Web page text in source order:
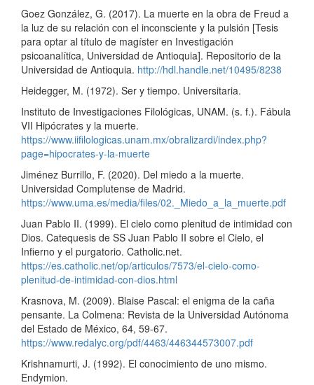
Goez González, G. (2017). La muerte en la obra de Freud a
la luz de su relación con el inconsciente y la pulsión [Tesis
para optar al título de magíster en Investigación
psicoanalítica, Universidad de Antioquia]. Repositorio de la
Universidad de Antioquia. http://hdl.handle.net/10495/8238
Heidegger, M. (1972). Ser y tiempo. Universitaria.
Instituto de Investigaciones Filológicas, UNAM. (s. f.). Fábula
VII Hipócrates y la muerte.
https://www.iifilologicas.unam.mx/obralizardi/index.php?
page=hipocrates-y-la-muerte
Jiménez Burrillo, F. (2020). Del miedo a la muerte.
Universidad Complutense de Madrid.
https://www.uma.es/media/files/02._Miedo_a_la_muerte.pdf
Juan Pablo II. (1999). El cielo como plenitud de intimidad con
Dios. Catequesis de SS Juan Pablo II sobre el Cielo, el
Infierno y el purgatorio. Catholic.net.
https://es.catholic.net/op/articulos/7573/el-cielo-como-
plenitud-de-intimidad-con-dios.html
Krasnova, M. (2009). Blaise Pascal: el enigma de la caña
pensante. La Colmena: Revista de la Universidad Autónoma
del Estado de México, 64, 59-67.
https://www.redalyc.org/pdf/4463/446344573007.pdf
Krishnamurti, J. (1992). El conocimiento de uno mismo.
Endymion.